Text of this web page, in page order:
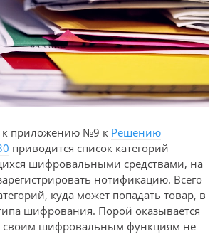
приложению №9 к Решению
приводится список категорий
шифровальными средствами, на
нотификацию. Всего
куда может попадать товар, в
шифрования. Порой оказывается
своим шифровальным функциям не